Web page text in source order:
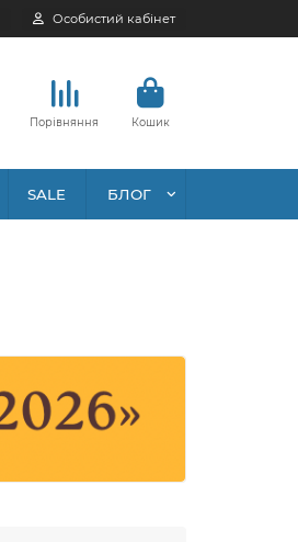
Особистий кабінет
Порівняння Кошик
SALE БЛОГ